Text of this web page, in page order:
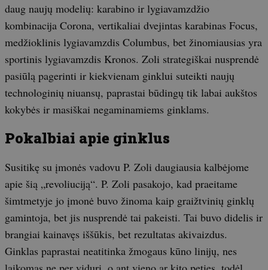
daug naujų modelių: karabino ir lygiavamzdžio
kombinacija Corona, vertikaliai dvejintas karabinas Focus,
medžioklinis lygiavamzdis Columbus, bet žinomiausias yra
sportinis lygiavamzdis Kronos. Zoli strategiškai nusprendė
pasiūlą pagerinti ir kiekvienam ginklui suteikti naujų
technologinių niuansų, paprastai būdingų tik labai aukštos
kokybės ir masiškai negaminamiems ginklams.
Pokalbiai apie ginklus
Susitikę su įmonės vadovu P. Zoli daugiausia kalbėjome
apie šią „revoliuciją“. P. Zoli pasakojo, kad praeitame
šimtmetyje jo įmonė buvo žinoma kaip graižtvinių ginklų
gamintoja, bet jis nusprendė tai pakeisti. Tai buvo didelis ir
brangiai kainavęs iššūkis, bet rezultatas akivaizdus.
Ginklas paprastai neatitinka žmogaus kūno linijų, nes